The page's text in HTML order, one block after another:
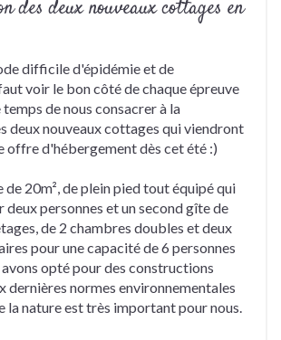
des deux nouveaux cottages en
difficile d'épidémie et de
voir le bon côté de chaque épreuve
de nous consacrer à la
deux nouveaux cottages qui viendront
offre d'hébergement dès cet été :)
20m², de plein pied tout équipé qui
personnes et un second gîte de
de 2 chambres doubles et deux
pour une capacité de 6 personnes
opté pour des constructions
dernières normes environnementales
la nature est très important pour nous.